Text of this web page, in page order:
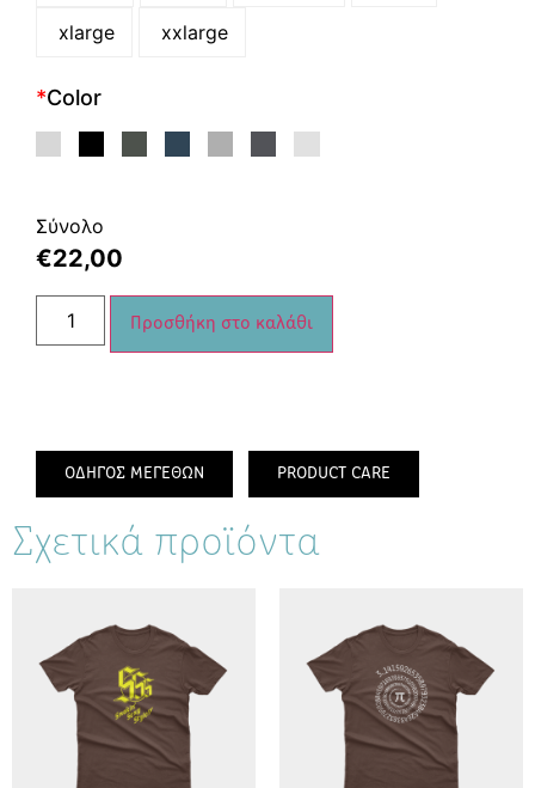
xlarge xxlarge
*Color
Σύνολο
€22,00
Προσθήκη στο καλάθι
ΟΔΗΓΟΣ ΜΕΓΕΘΩΝ PRODUCT CARE
Σχετικά προϊόντα